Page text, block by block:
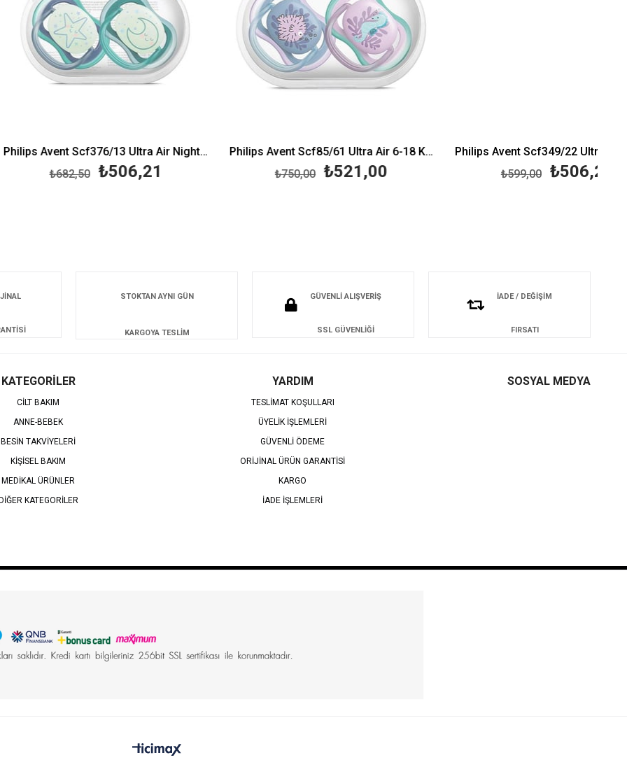
Philips Avent Scf376/13 Ultra Air Nightime 6-18 Erkek Emzik
₺506,21
Philips Avent Scf85/61 Ultra Air 6-18 Kız Emzik
₺521,00
Philips Avent Scf349/22 Ultra Air 18+ Ay 2'li Kız Emzik
₺506,21
STOKTAN AYNI GÜN
KARGOYA TESLİM
GÜVENLİ ALIŞVERİŞ
SSL GÜVENLİĞİ
İADE / DEĞİŞİM
FIRSATI
KATEGORİLER
CİLT BAKIM
ANNE-BEBEK
BESİN TAKVİYELERİ
KİŞİSEL BAKIM
MEDİKAL ÜRÜNLER
DİĞER KATEGORİLER
YARDIM
TESLİMAT KOŞULLARI
ÜYELİK İŞLEMLERİ
GÜVENLİ ÖDEME
ORİJİNAL ÜRÜN GARANTİSİ
KARGO
İADE İŞLEMLERİ
SOSYAL MEDYA